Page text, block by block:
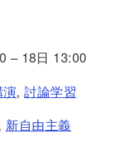
– 18日 13:00
,討論学習
新自由主義